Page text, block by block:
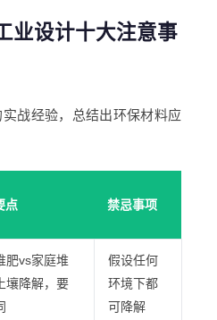
业设计十大注意事
战经验，总结出环保材料应
点 禁忌事项
肥vs家庭堆
壤降解，要
假设任何
环境下都
可降解